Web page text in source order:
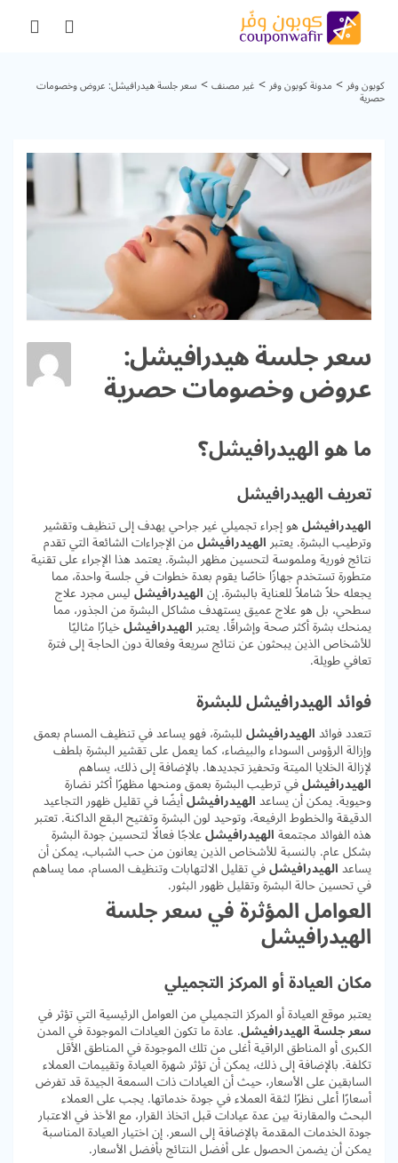
كوبون وفر> مدونة كوبون وفر> غير مصنف> سعر جلسة هيدرافيشل: عروض وخصومات
حصرية
سعر جلسة هيدرافيشل:
عروض وخصومات حصرية
ما هو الهيدرافيشل؟
تعريف الهيدرافيشل
الهيدرافيشلهو إجراء تجميلي غير جراحي يهدف إلى تنظيف وتقشير
وترطيب البشرة. يعتبرالهيدرافيشلمن الإجراءات الشائعة التي تقدم
نتائج فورية وملموسة لتحسين مظهر البشرة. يعتمد هذا الإجراء على تقنية
متطورة تستخدم جهازًا خاصًا يقوم بعدة خطوات في جلسة واحدة، مما
يجعله حلاً شاملاً للعناية بالبشرة. إنالهيدرافيشلليس مجرد علاج
سطحي، بل هو علاج عميق يستهدف مشاكل البشرة من الجذور، مما
يمنحك بشرة أكثر صحة وإشراقًا. يعتبرالهيدرافيشلخيارًا مثاليًا
للأشخاص الذين يبحثون عن نتائج سريعة وفعالة دون الحاجة إلى فترة
تعافي طويلة.
فوائد الهيدرافيشل للبشرة
تتعدد فوائدالهيدرافيشلللبشرة، فهو يساعد في تنظيف المسام بعمق
وإزالة الرؤوس السوداء والبيضاء، كما يعمل على تقشير البشرة بلطف
لإزالة الخلايا الميتة وتحفيز تجديدها. بالإضافة إلى ذلك، يساهم
الهيدرافيشلفي ترطيب البشرة بعمق ومنحها مظهرًا أكثر نضارة
وحيوية. يمكن أن يساعدالهيدرافيشلأيضًا في تقليل ظهور التجاعيد
الدقيقة والخطوط الرفيعة، وتوحيد لون البشرة وتفتيح البقع الداكنة. تعتبر
هذه الفوائد مجتمعةالهيدرافيشلعلاجًا فعالًا لتحسين جودة البشرة
بشكل عام. بالنسبة للأشخاص الذين يعانون من حب الشباب، يمكن أن
يساعدالهيدرافيشلفي تقليل الالتهابات وتنظيف المسام، مما يساهم
في تحسين حالة البشرة وتقليل ظهور البثور.
العوامل المؤثرة في سعر جلسة
الهيدرافيشل
مكان العيادة أو المركز التجميلي
يعتبر موقع العيادة أو المركز التجميلي من العوامل الرئيسية التي تؤثر في
سعر جلسة الهيدرافيشل. عادة ما تكون العيادات الموجودة في المدن
الكبرى أو المناطق الراقية أغلى من تلك الموجودة في المناطق الأقل
تكلفة. بالإضافة إلى ذلك، يمكن أن تؤثر شهرة العيادة وتقييمات العملاء
السابقين على الأسعار، حيث أن العيادات ذات السمعة الجيدة قد تفرض
أسعارًا أعلى نظرًا لثقة العملاء في جودة خدماتها. يجب على العملاء
البحث والمقارنة بين عدة عيادات قبل اتخاذ القرار، مع الأخذ في الاعتبار
جودة الخدمات المقدمة بالإضافة إلى السعر. إن اختيار العيادة المناسبة
يمكن أن يضمن الحصول على أفضل النتائج بأفضل الأسعار.